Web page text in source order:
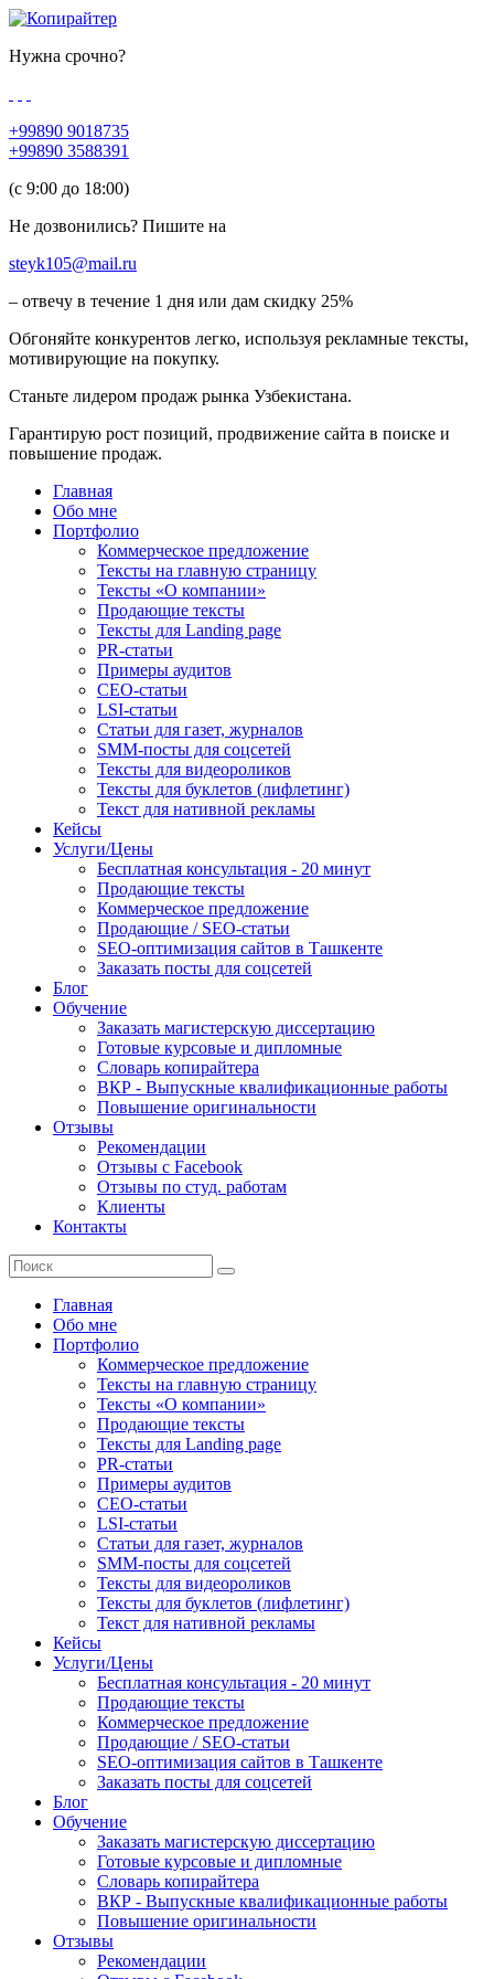
Нужна срочно?
+99890 9018735
+99890 3588391
(c 9:00 до 18:00)
Не дозвонились? Пишите на
steyk105@mail.ru
– отвечу в течение 1 дня или дам скидку 25%
Обгоняйте конкурентов легко, используя рекламные тексты,
мотивирующие на покупку.
Станьте лидером продаж рынка Узбекистана.
Гарантирую рост позиций, продвижение сайта в поиске и
повышение продаж.
Главная
Обо мне
Портфолио
Коммерческое предложение
Тексты на главную страницу
Тексты «О компании»
Продающие тексты
Тексты для Landing page
PR-статьи
Примеры аудитов
СЕО-статьи
LSI-статьи
Статьи для газет, журналов
SMM-посты для соцсетей
Тексты для видеороликов
Тексты для буклетов (лифлетинг)
Текст для нативной рекламы
Кейсы
Услуги/Цены
Бесплатная консультация - 20 минут
Продающие тексты
Коммерческое предложение
Продающие / SEO-статьи
SEO-оптимизация сайтов в Ташкенте
Заказать посты для соцсетей
Блог
Обучение
Заказать магистерскую диссертацию
Готовые курсовые и дипломные
Словарь копирайтера
ВКР - Выпускные квалификационные работы
Повышение оригинальности
Отзывы
Рекомендации
Отзывы с Facebook
Отзывы по студ. работам
Клиенты
Контакты
Главная
Обо мне
Портфолио
Коммерческое предложение
Тексты на главную страницу
Тексты «О компании»
Продающие тексты
Тексты для Landing page
PR-статьи
Примеры аудитов
СЕО-статьи
LSI-статьи
Статьи для газет, журналов
SMM-посты для соцсетей
Тексты для видеороликов
Тексты для буклетов (лифлетинг)
Текст для нативной рекламы
Кейсы
Услуги/Цены
Бесплатная консультация - 20 минут
Продающие тексты
Коммерческое предложение
Продающие / SEO-статьи
SEO-оптимизация сайтов в Ташкенте
Заказать посты для соцсетей
Блог
Обучение
Заказать магистерскую диссертацию
Готовые курсовые и дипломные
Словарь копирайтера
ВКР - Выпускные квалификационные работы
Повышение оригинальности
Отзывы
Рекомендации